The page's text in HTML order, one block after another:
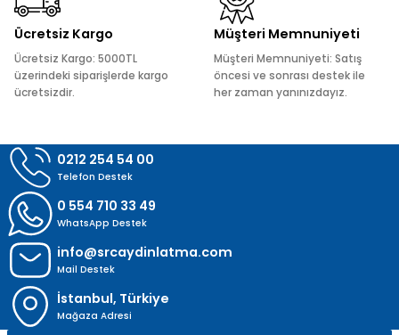
Ücretsiz Kargo
Ücretsiz Kargo: 5000TL
üzerindeki siparişlerde kargo
ücretsizdir.
Müşteri Memnuniyeti
Müşteri Memnuniyeti: Satış
öncesi ve sonrası destek ile
her zaman yanınızdayız.
0212 254 54 00
Telefon Destek
0 554 710 33 49
WhatsApp Destek
info@srcaydinlatma.com
Mail Destek
İstanbul, Türkiye
Mağaza Adresi